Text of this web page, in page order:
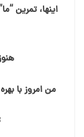
اينها، تمرين
من امروز با